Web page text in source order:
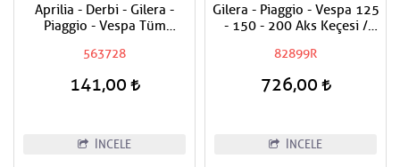
Aprilia - Derbi - Gilera -
Piaggio - Vespa Tüm
Tekerlek Somunu
563728
141,00
İNCELE
Gilera - Piaggio - Vespa 125
- 150 - 200 Aks Keçesi /
82899R
726,00
İNCELE